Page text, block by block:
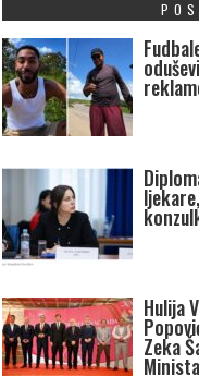
Hulija
Zeka